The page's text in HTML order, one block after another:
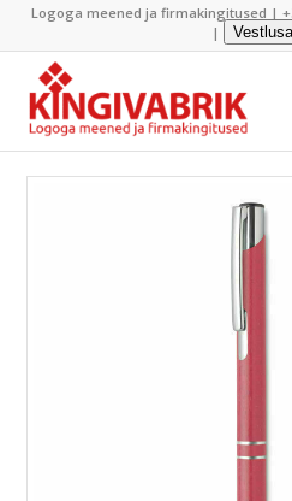
Logoga meened ja firmakingitused |
|